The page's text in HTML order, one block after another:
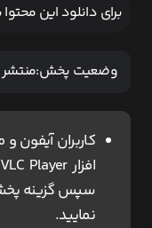
برای دانلود این
وضعیت پخش:
کاربران آیفون
سپس گزینه پخش
نمایید.